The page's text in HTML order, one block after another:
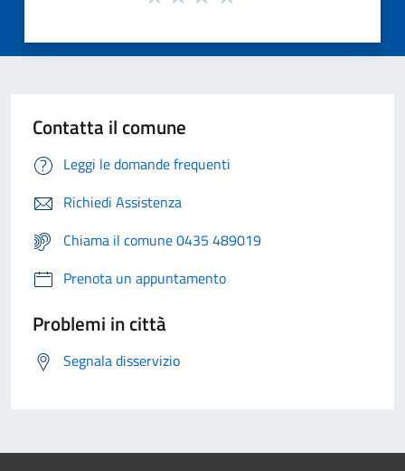
Contatta il comune
Leggi le domande frequenti
Richiedi Assistenza
Chiama il comune 0435 489019
Prenota un appuntamento
Problemi in città
Segnala disservizio